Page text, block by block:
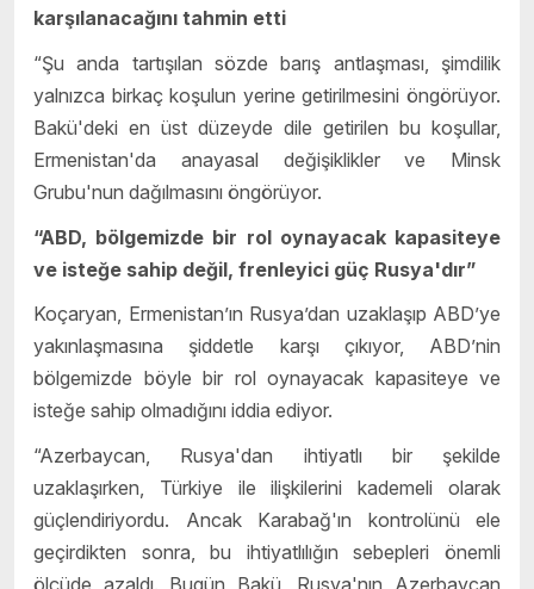
karşılanacağını tahmin etti
“Şu anda tartışılan sözde barış antlaşması, şimdilik
yalnızca birkaç koşulun yerine getirilmesini öngörüyor.
Bakü'deki en üst düzeyde dile getirilen bu koşullar,
Ermenistan'da anayasal değişiklikler ve Minsk
Grubu'nun dağılmasını öngörüyor.
“ABD, bölgemizde bir rol oynayacak kapasiteye
ve isteğe sahip değil, frenleyici güç Rusya'dır”
Koçaryan, Ermenistan’ın Rusya’dan uzaklaşıp ABD’ye
yakınlaşmasına şiddetle karşı çıkıyor, ABD’nin
bölgemizde böyle bir rol oynayacak kapasiteye ve
isteğe sahip olmadığını iddia ediyor.
“Azerbaycan, Rusya'dan ihtiyatlı bir şekilde
uzaklaşırken, Türkiye ile ilişkilerini kademeli olarak
güçlendiriyordu. Ancak Karabağ'ın kontrolünü ele
geçirdikten sonra, bu ihtiyatlılığın sebepleri önemli